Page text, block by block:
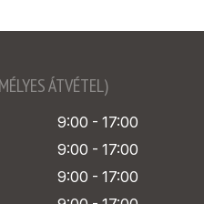
ÁTVÉTEL)
9:00 - 17:00
9:00 - 17:00
9:00 - 17:00